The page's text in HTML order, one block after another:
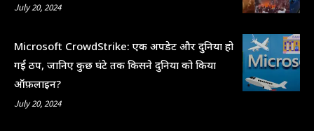
July 20, 2024
Microsoft CrowdStrike: एक अपडेट और दुनिया हो
गई ठप, जानिए कुछ घंटे तक किसने दुनिया को किया
ऑफ़लाइन?
July 20, 2024